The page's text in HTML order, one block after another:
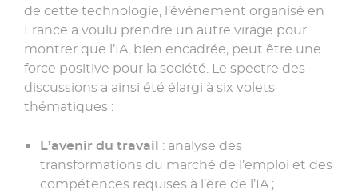
de cette technologie, l’événement organisé en
France a voulu prendre un autre virage pour
montrer que l’IA, bien encadrée, peut être une
force positive pour la société. Le spectre des
discussions a ainsi été élargi à six volets
thématiques :
L’avenir du travail : analyse des
transformations du marché de l’emploi et des
compétences requises à l’ère de l’IA ;